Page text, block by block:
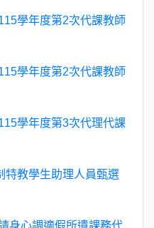
學年度第2次代課教師
學年度第2次代課教師
學年度第3次代理代課
特教學生助理人員甄選
身心調適假所遺課務代